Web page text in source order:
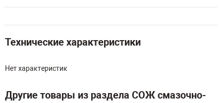
Технические характеристики
Нет характеристик
Другие товары из раздела СОЖ смазочно-